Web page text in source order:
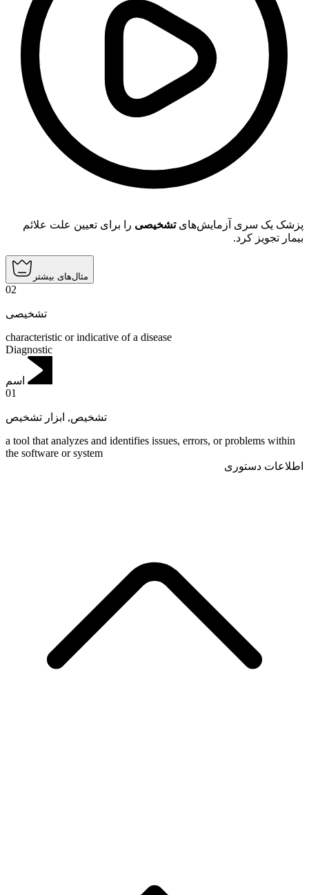
پزشک یک سری آزمایش‌هایتشخیصی را برای تعیین علت علائم
بیمار تجویز کرد.
مثال‌های بیشتر
02
تشخیصی
characteristic or indicative of a disease
Diagnostic
اسم
01
تشخیص, ابزار تشخیص
a tool that analyzes and identifies issues, errors, or problems within
the software or system
اطلاعات دستوری